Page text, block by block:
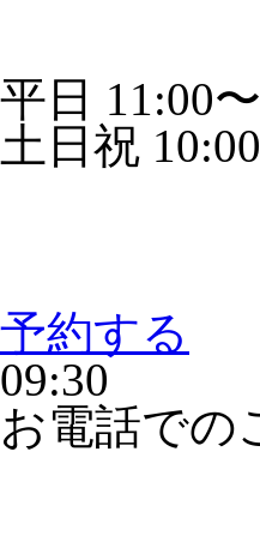
平日 11:00
土日祝
予約する
09:30
お電話での